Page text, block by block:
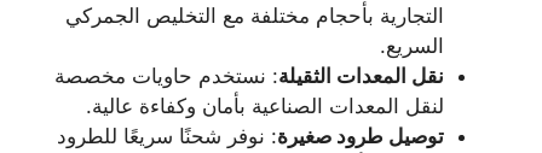
التجارية بأحجام مختلفة مع التخليص الجمركي
السريع.
نقل المعدات الثقيلة: نستخدم حاويات مخصصة
لنقل المعدات الصناعية بأمان وكفاءة عالية.
توصيل طرود صغيرة: نوفر شحنًا سريعًا للطرود